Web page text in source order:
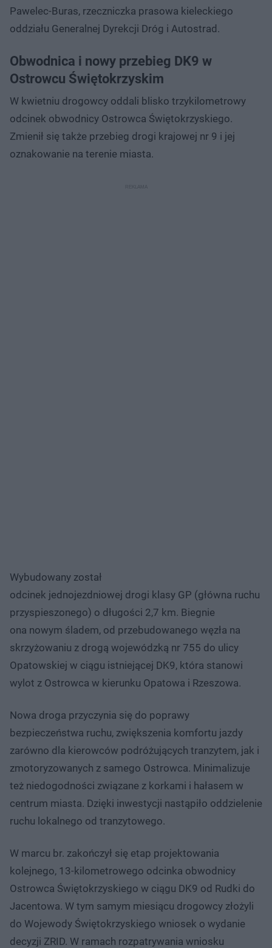
Pawelec-Buras, rzeczniczka prasowa kieleckiego
oddziału Generalnej Dyrekcji Dróg i Autostrad.
Obwodnica i nowy przebieg DK9 w
Ostrowcu Świętokrzyskim
W kwietniu drogowcy oddali blisko trzykilometrowy
odcinek obwodnicy Ostrowca Świętokrzyskiego.
Zmienił się także przebieg drogi krajowej nr 9 i jej
oznakowanie na terenie miasta.
Wybudowany został
odcinek jednojezdniowej drogi klasy GP (główna ruchu
przyspieszonego) o długości 2,7 km. Biegnie
ona nowym śladem, od przebudowanego węzła na
skrzyżowaniu z drogą wojewódzką nr 755 do ulicy
Opatowskiej w ciągu istniejącej DK9, która stanowi
wylot z Ostrowca w kierunku Opatowa i Rzeszowa.
Nowa droga przyczynia się do poprawy
bezpieczeństwa ruchu, zwiększenia komfortu jazdy
zarówno dla kierowców podróżujących tranzytem, jak i
zmotoryzowanych z samego Ostrowca. Minimalizuje
też niedogodności związane z korkami i hałasem w
centrum miasta. Dzięki inwestycji nastąpiło oddzielenie
ruchu lokalnego od tranzytowego.
W marcu br. zakończył się etap projektowania
kolejnego, 13-kilometrowego odcinka obwodnicy
Ostrowca Świętokrzyskiego w ciągu DK9 od Rudki do
Jacentowa. W tym samym miesiącu drogowcy złożyli
do Wojewody Świętokrzyskiego wniosek o wydanie
decyzji ZRID. W ramach rozpatrywania wniosku